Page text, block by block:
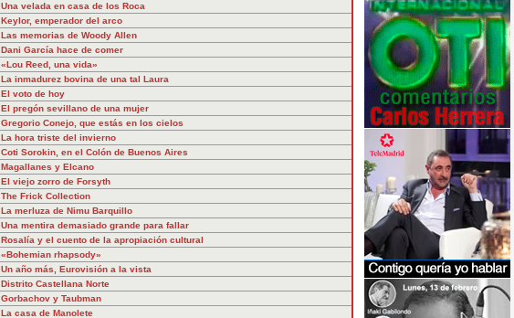
Una velada en casa de los Roca
Keylor, emperador del arco
Las memorias de Woody Allen
Dani García hace de comer
«Lou Reed, una vida»
La inmadurez bovina de una tal Laura
El voto de hoy
El pregón sevillano de una mujer
Gregorio Conejo, que estás en los cielos
La hora triste del invierno
Coti Sorokin, en el Colón de Buenos Aires
Magallanes y Elcano
El viejo zorro de Forsyth
The Frick Collection
La merluza de Nimu Barquillo
Una mentira demasiado grande para fallar
Rosalía y el cuento de la apropiación cultural
«Bohemian rhapsody»
Un año más, Eurovisión a la vista
Distrito Castellana Norte
Gorbachov y Taubman
La casa de Manolete